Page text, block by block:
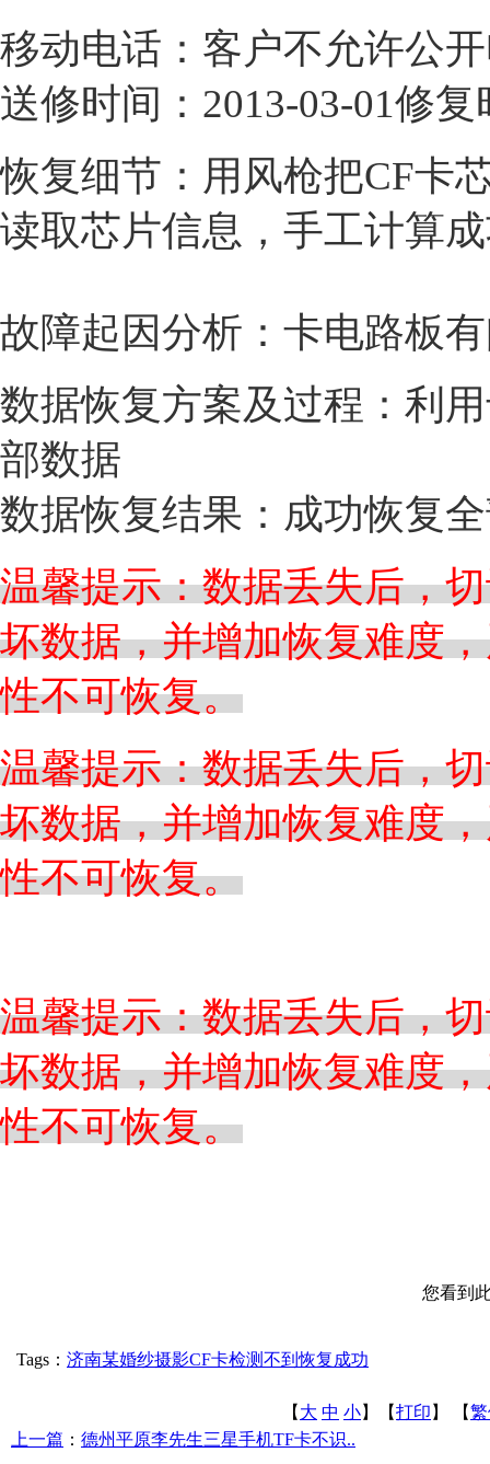
移动电话：客户不允许公
送修时间： 2013-03-01修复
恢复细节：用风枪把CF卡
读取芯片信息，手工计算
故障起因分析：卡电路板
数据恢复方案及过程：利
部数据
数据恢复结果：成功恢复
温馨提示：数据丢失后，
坏数据，并增加恢复难度
性不可恢复。
温馨提示：数据丢失后，
坏数据，并增加恢复难度
性不可恢复。
温馨提示：数据丢失后，
坏数据，并增加恢复难度
性不可恢复。
您看到
Tags： 济南某婚纱摄影CF卡检测不到恢复成功
【 大 中 小】【打印 】 【
上一篇 ： 德州平原李先生三星手机TF卡不识..